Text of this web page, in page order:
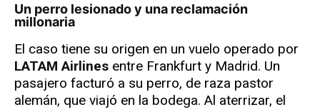
Un perro lesionado y una reclamación
millonaria
El caso tiene su origen en un vuelo operado por
LATAM Airlines entre Frankfurt y Madrid. Un
pasajero facturó a su perro, de raza pastor
alemán, que viajó en la bodega. Al aterrizar, el